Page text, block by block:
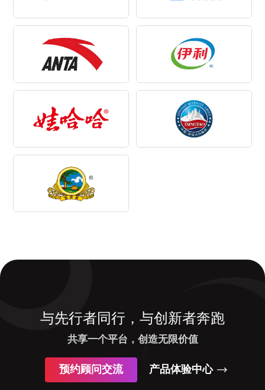
与先行者同行，与创新者奔跑
共享一个平台，创造无限价值
预约顾问交流 产品体验中心